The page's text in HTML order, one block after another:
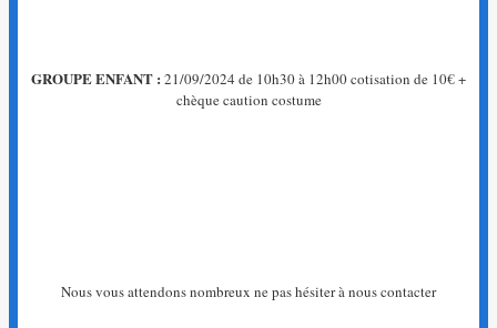
GROUPE ENFANT : 21/09/2024 de 10h30 à 12h00 cotisation de 10€ +
chèque caution costume
Nous vous attendons nombreux ne pas hésiter à nous contacter